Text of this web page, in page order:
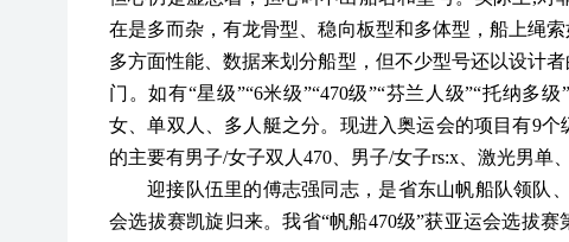
在是多而杂，有龙骨型、稳向板型和多体型，船上绳
多方面性能、数据来划分船型，但不少型号还以设计
门。如有“星级”“6米级”“470级”“芬兰人级”“托纳多
女、单双人、多人艇之分。现进入奥运会的项目有9
的主要有男子/女子双人470、男子/女子rs:x、激光男单
迎接队伍里的傅志强同志，是省东山帆船队领队、
会选拔赛凯旋归来。我省“帆船470级”获亚运会选拔